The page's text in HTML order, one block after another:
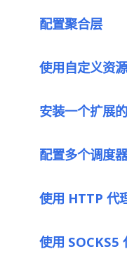
配置聚合层
使用自定义资源
安装一个扩展
配置多个调度器
使用 HTTP 代
使用